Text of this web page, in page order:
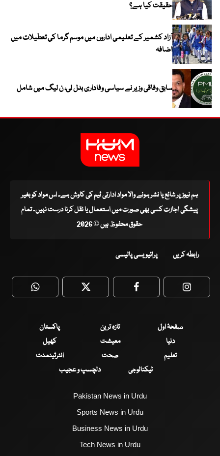
حقیقت کیا ہے؟
آزاد کشمیر کے تعلیمی اداروں میں موسم گرما کی تعطیلات میں
اضافہ
سابق وفاقی وزیر نے سیاسی وفاداری بدل لی، ن لیگ میں شامل
ہم نیوز پر شائع یا نشر ہونے والا مواد ادارتی ٹیم کی کاوش ہے۔ اس مواد کو بغیر
پیشگی اجازت کسی بھی صورت میں استعمال یا نقل کرنا درست نہیں۔ تمام
حقوق محفوظ ہیں © 2026
رابطہ کریں پرائیویسی پالیسی
WhatsApp Twitter Facebook
صفحۂ اول تازہ ترین
پاکستان
دنیا
معیشت
کھیل
تعلیم
صحت
انٹرٹینمنٹ
ٹیکنالوجی
دلچسپ و عجیب
Pakistan News in Urdu
Sports News in Urdu
Business News in Urdu
Tech News in Urdu